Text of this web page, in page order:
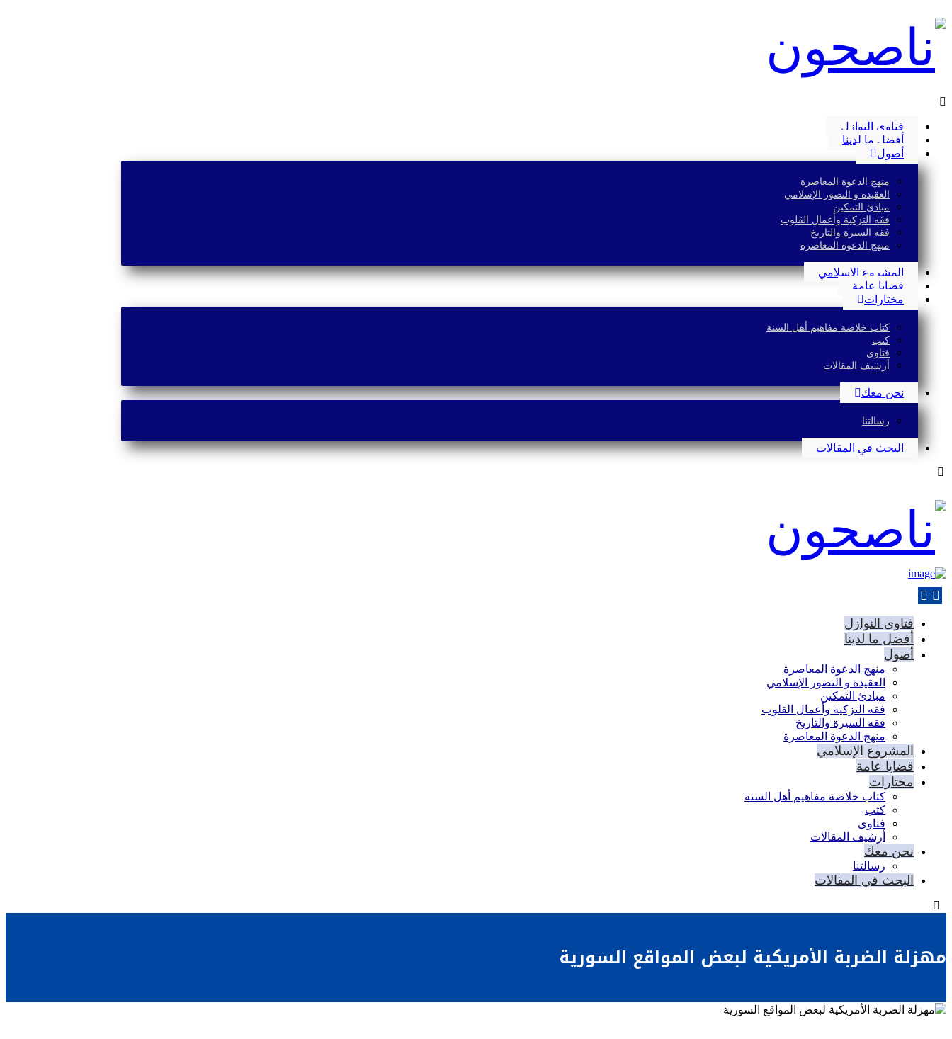
فتاوى النوازل
أفضل ما لدينا
أصول
منهج الدعوة المعاصرة
العقيدة و التصور الإسلامي
مبادئ التمكين
فقه التزكية وأعمال القلوب
فقه السيرة والتاريخ
منهج الدعوة المعاصرة
المشروع الإسلامي
قضايا عامة
مختارات
كتاب خلاصة مفاهيم أهل السنة
كتب
فتاوى
أرشيف المقالات
نحن معك
رسالتنا
البحث في المقالات
فتاوى النوازل
أفضل ما لدينا
أصول
منهج الدعوة المعاصرة
العقيدة و التصور الإسلامي
مبادئ التمكين
فقه التزكية وأعمال القلوب
فقه السيرة والتاريخ
منهج الدعوة المعاصرة
المشروع الإسلامي
قضايا عامة
مختارات
كتاب خلاصة مفاهيم أهل السنة
كتب
فتاوى
أرشيف المقالات
نحن معك
رسالتنا
البحث في المقالات
مهزلة الضربة الأمريكية لبعض المواقع السورية